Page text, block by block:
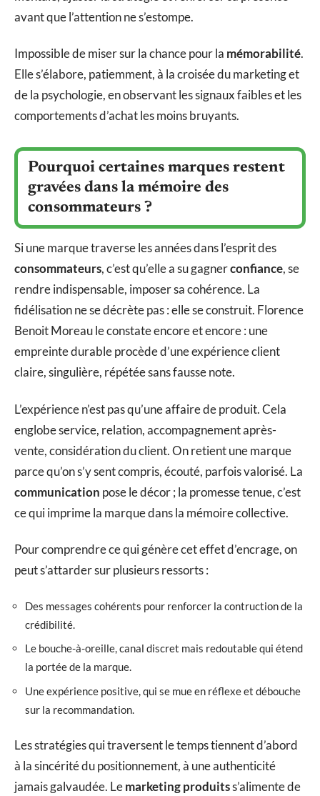
avant que l’attention ne s’estompe.
Impossible de miser sur la chance pour la mémorabilité.
Elle s’élabore, patiemment, à la croisée du marketing et
de la psychologie, en observant les signaux faibles et les
comportements d’achat les moins bruyants.
Pourquoi certaines marques restent
gravées dans la mémoire des
consommateurs ?
Si une marque traverse les années dans l’esprit des
consommateurs, c’est qu’elle a su gagnerconfiance, se
rendre indispensable, imposer sa cohérence. La
fidélisation ne se décrète pas : elle se construit. Florence
Benoit Moreau le constate encore et encore : une
empreinte durable procède d’une expérience client
claire, singulière, répétée sans fausse note.
L’expérience n’est pas qu’une affaire de produit. Cela
englobe service, relation, accompagnement après-
vente, considération du client. On retient une marque
parce qu’on s’y sent compris, écouté, parfois valorisé. La
communication pose le décor ; la promesse tenue, c’est
ce qui imprime la marque dans la mémoire collective.
Pour comprendre ce qui génère cet effet d’encrage, on
peut s’attarder sur plusieurs ressorts :
Des messages cohérents pour renforcer la contruction de la
crédibilité.
Le bouche-à-oreille, canal discret mais redoutable qui étend
la portée de la marque.
Une expérience positive, qui se mue en réflexe et débouche
sur la recommandation.
Les stratégies qui traversent le temps tiennent d’abord
à la sincérité du positionnement, à une authenticité
jamais galvaudée. Lemarketing produitss’alimente de